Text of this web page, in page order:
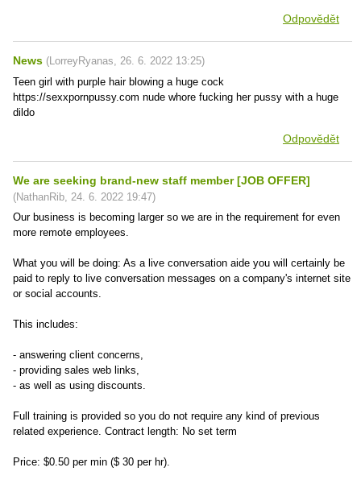
Odpovědět
News (LorreyRyanas, 26. 6. 2022 13:25)
Teen girl with purple hair blowing a huge cock
https://sexxpornpussy.com nude whore fucking her pussy with a huge
dildo
Odpovědět
We are seeking brand-new staff member [JOB OFFER]
(NathanRib, 24. 6. 2022 19:47)
Our business is becoming larger so we are in the requirement for even
more remote employees.
What you will be doing: As a live conversation aide you will certainly be
paid to reply to live conversation messages on a company's internet site
or social accounts.
This includes:
- answering client concerns,
- providing sales web links,
- as well as using discounts.
Full training is provided so you do not require any kind of previous
related experience. Contract length: No set term
Price: $0.50 per min ($ 30 per hr).